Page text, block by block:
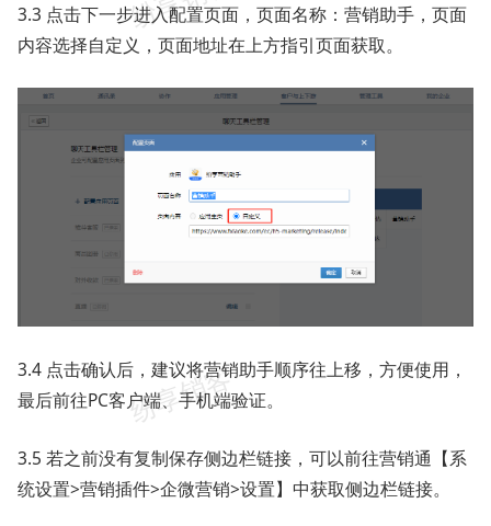
3.3 点击下一步进入配置页面，页面名称：营销助手，页面
内容选择自定义，页面地址在上方指引页面获取。
3.4 点击确认后，建议将营销助手顺序往上移，方便使用，
最后前往PC客户端、手机端验证。
3.5 若之前没有复制保存侧边栏链接，可以前往营销通【系
统设置>营销插件>企微营销>设置】中获取侧边栏链接。